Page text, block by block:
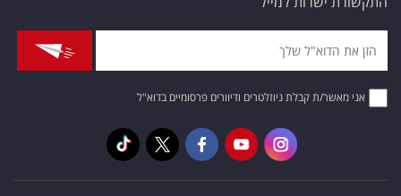
אני מאשר/ת קבלת ניוזלטרים ודיוורים פרסומיים בדוא"ל